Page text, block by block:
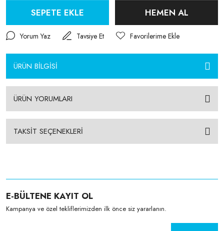
SEPETE EKLE HEMEN AL
Yorum Yaz Tavsiye Et
ÜRÜN BİLGİSİ
ÜRÜN YORUMLARI
TAKSİT SEÇENEKLERİ
E-BÜLTENE KAYIT OL
Kampanya ve özel tekliflerimizden ilk önce siz yararlanın.